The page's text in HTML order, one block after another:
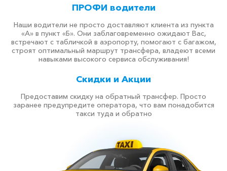
ПРОФИ водители
Наши водители не просто доставляют клиента из пункта
«А» в пункт «Б». Они заблаговременно ожидают Вас,
встречают с табличкой в аэропорту, помогают с багажом,
строят оптимальный маршрут трансфера, владеют всеми
навыками высокого сервиса обслуживания!
Скидки и Акции
Предоставим скидку на обратный трансфер. Просто
заранее предупредите оператора, что вам понадобится
такси туда и обратно